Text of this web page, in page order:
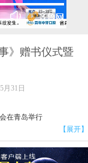
》赠书仪式暨
05月31日
在青岛举行
【展开】